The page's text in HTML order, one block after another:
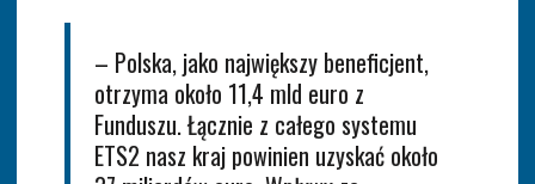
– Polska, jako największy beneficjent,
otrzyma około 11,4 mld euro z
Funduszu. Łącznie z całego systemu
ETS2 nasz kraj powinien uzyskać około